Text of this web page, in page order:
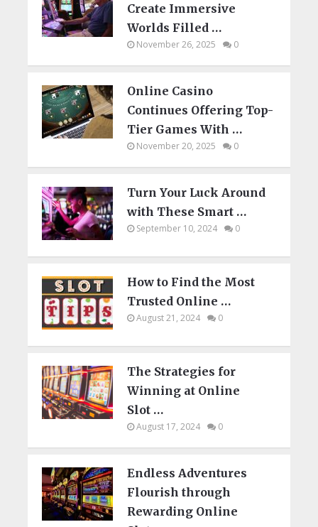
Create Immersive
Worlds Filled …
November 26, 2025 0
Online Casino
Continues Offering Top-
Tier Games With …
November 20, 2025 0
Turn Your Luck Around
with These Smart …
September 10, 2024 0
How to Find the Most
Trusted Online …
August 21, 2024 0
The Strategies for
Winning at Online
Slot …
August 17, 2024 0
Endless Adventures
Flourish through
Rewarding Online